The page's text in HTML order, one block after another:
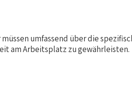
umfassend über die
am Arbeitsplatz zu gewährleisten.